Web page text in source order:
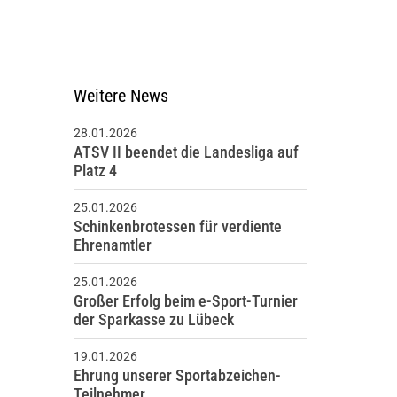
Weitere News
28.01.2026
ATSV II beendet die Landesliga auf
Platz 4
25.01.2026
Schinkenbrotessen für verdiente
Ehrenamtler
25.01.2026
Großer Erfolg beim e-Sport-Turnier
der Sparkasse zu Lübeck
19.01.2026
Ehrung unserer Sportabzeichen-
0451 - 49 53 84
info@atsv-stockelsdorf.de